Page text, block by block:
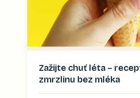
Zažijte chuť léta –
zmrzlinu bez mléka